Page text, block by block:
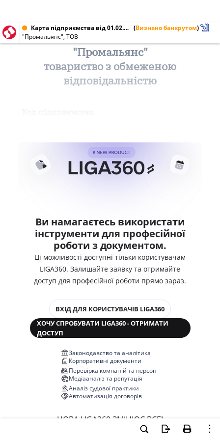
Карта підприємства від 01.02.2008 № 33019815 (Визнано банкрутом)
"Промальянс", ТОВ
"Промальянс"
товариство з обмеженою
відповідальністю
Ви намагаєтесь використати
інструменти для професійної
роботи з документом.
Ці можливості доступні тільки користувачам
LIGA360. Залишайте заявку та отримайте
доступ для професійної роботи прямо зараз.
ВХІД ДЛЯ КОРИСТУВАЧІВ LIGA360
ХОЧУ СПРОБУВАТИ LIGA360 - ОТРИМАТИ
ДОСТУП
Законодавство та аналітика
Корпоративні документи
Перевірка компаній та персон
Медіааналіз та репутація
Аналіз судової практики
Автоматизація договорів
НОВА LIGA360 ЗМІНЮЄ ВСЕ!